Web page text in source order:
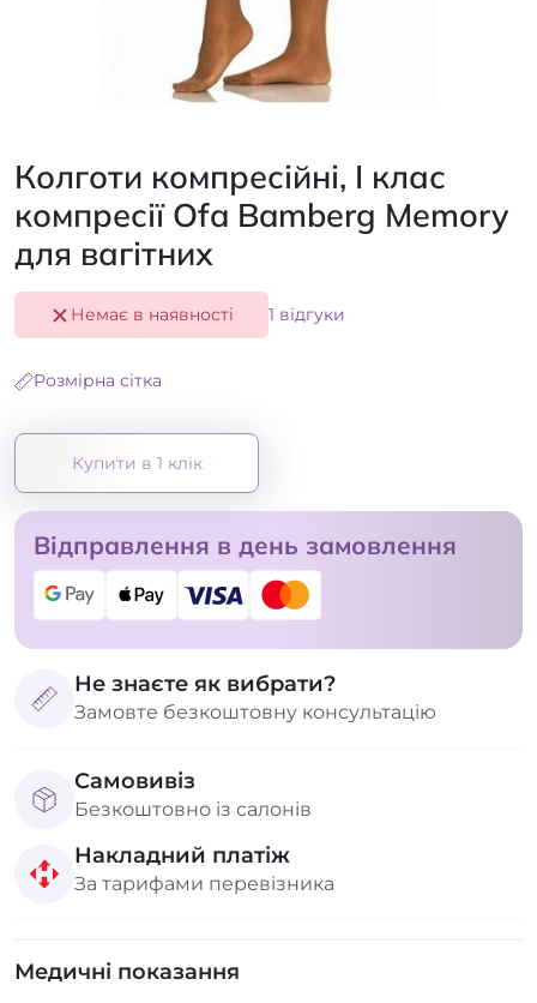
Колготи компресійні, I клас
компресії Ofa Bamberg Memory
для вагітних
Немає в наявності 1 відгуки
Розмірна сітка
Купити в 1 клік
Відправлення в день замовлення
Не знаєте як вибрати?
Замовте безкоштовну консультацію
Самовивіз
Безкоштовно із салонів
Накладний платіж
За тарифами перевізника
Медичні показання